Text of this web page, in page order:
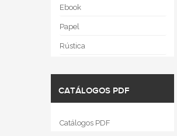
Ebook
Papel
Rústica
CATÁLOGOS PDF
Catálogos PDF